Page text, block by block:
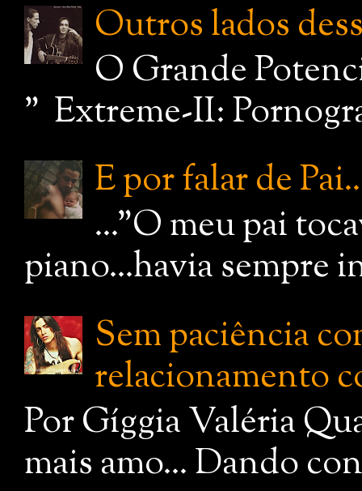
Outros lados
O Grande
" Extreme-II:
E por falar de
..."O meu pai
piano...havia sempre
Sem paciência
relacionamento
Por Gíggia Valéria
mais amo... Dando